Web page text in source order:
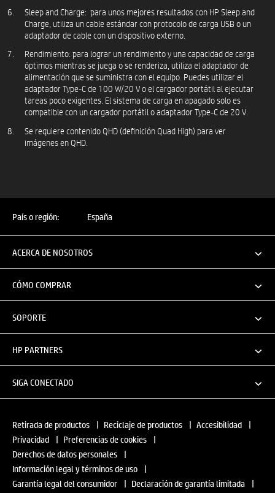
Sleep and Charge: para unos mejores resultados con HP Sleep and
Charge, utiliza un cable estándar con protocolo de carga USB o un
adaptador de cable con un dispositivo externo.
Rendimiento: para lograr un rendimiento y una capacidad de carga
óptimos mientras se juega o se renderiza, utiliza el adaptador de
alimentación que se suministra con el equipo. Puedes utilizar el
adaptador Type-C de 100 W/20 V o el cargador portátil al ejecutar
tareas poco exigentes. El sistema de carga en apagado solo es
compatible con un cargador portátil o adaptador Type-C de 20 V.​
Se requiere contenido QHD (definición Quad High) para ver
imágenes en QHD.
País o región: España
ACERCA DE NOSOTROS
CÓMO COMPRAR
SOPORTE
HP PARTNERS
SIGA CONECTADO
Retirada de productos | Reciclaje de productos | Accesibilidad |
Privacidad | Preferencias de cookies |
Derechos de datos personales |
Información legal y términos de uso |
Garantía legal del consumidor | Declaración de garantía limitada |